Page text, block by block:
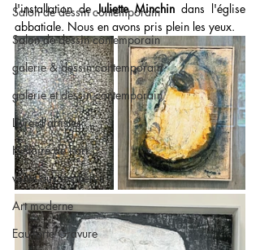
Salon de dessin contemporain
Salon de dessin contemporain
galerie & dessin contemporain
galerie et dessin contemporain
Livre d'artistes
Histoire de l'art
vente aux enchères
Art moderne
Eau-forte Gravure
l'installation de Juliette Minchin dans l'église
abbatiale. Nous en avons pris plein les yeux.